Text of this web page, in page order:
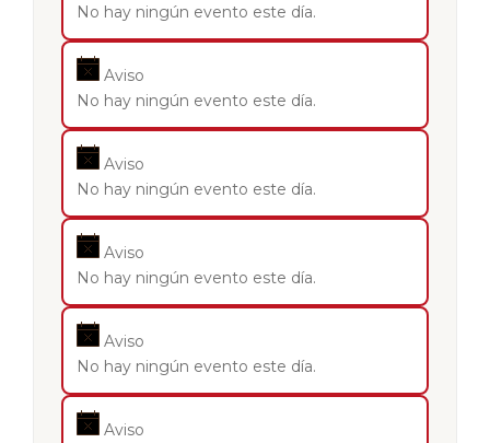
No hay ningún evento este día.
Aviso
No hay ningún evento este día.
Aviso
No hay ningún evento este día.
Aviso
No hay ningún evento este día.
Aviso
No hay ningún evento este día.
Aviso